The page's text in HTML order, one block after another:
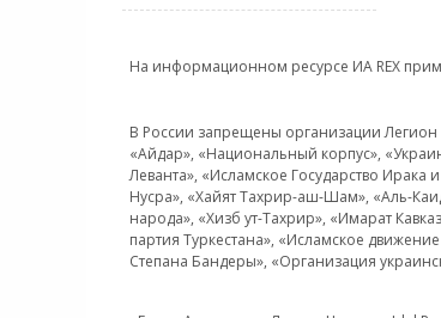
На информационном ресурсе ИА REX
В России запрещены организации Легион
«Айдар», «Национальный корпус»,
Леванта», «Исламское Государство
Нусра», «Хайят Тахрир-аш-Шам», «Аль-
народа», «Хизб ут-Тахрир», «Имарат
партия Туркестана», «Исламское
Степана Бандеры», «Организация